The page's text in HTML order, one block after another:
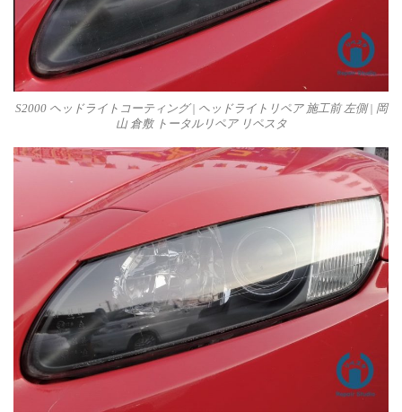
S2000 ヘッドライトコーティング | ヘッドライトリペア 施工前 左側 | 岡
山 倉敷 トータルリペア リペスタ